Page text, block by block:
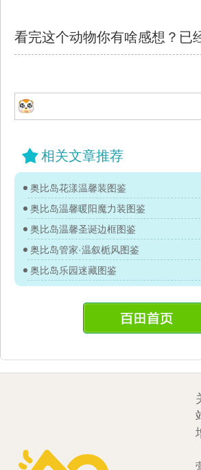
看完这个动物你有啥感想？已
相关文章推荐
奥比岛花漾温馨装图鉴
奥比岛温馨暖阳魔力装图鉴
奥比岛温馨圣诞边框图鉴
奥比岛管家·温叙栀风图鉴
奥比岛乐园迷藏图鉴